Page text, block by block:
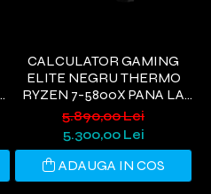
CALCULATOR GAMING
ELITE NEGRU THERMO
RYZEN 7-5800X PANA LA
4.7GHZ, 32GB DDR4, 1TB
SSD, RTX5060 8GB GDDR7,
WINDOWS 11, WI-FI 6
5.890,00 Lei
5.300,00 Lei
ADAUGA IN COS